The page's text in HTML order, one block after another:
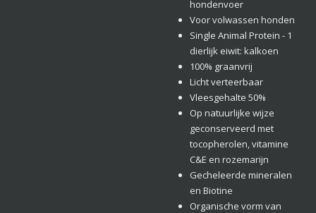
hondenvoer
Voor volwassen honden
Single Animal Protein - 1
dierlijk eiwit: kalkoen
100% graanvrij
Licht verteerbaar
Vleesgehalte 50%
Op natuurlijke wijze
geconserveerd met
tocopherolen, vitamine
C&E en rozemarijn
Gecheleerde mineralen
en Biotine
Organische vorm van